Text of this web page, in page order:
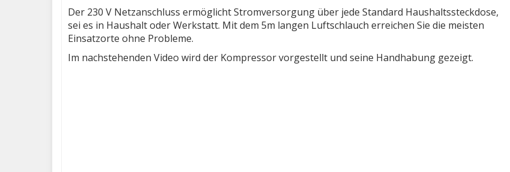
Der 230 V Netzanschluss ermöglicht Stromversorgung über jede Standard Haushaltssteckdose,
sei es in Haushalt oder Werkstatt. Mit dem 5m langen Luftschlauch erreichen Sie die meisten
Einsatzorte ohne Probleme.
Im nachstehenden Video wird der Kompressor vorgestellt und seine Handhabung gezeigt.